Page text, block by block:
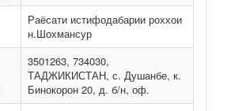
Раёсати истифодабарии роххои
н.Шохмансур
3501263, 734030,
ТАДЖИКИСТАН, с. Душанбе, к.
Бинокорон 20, д. б/н, оф.